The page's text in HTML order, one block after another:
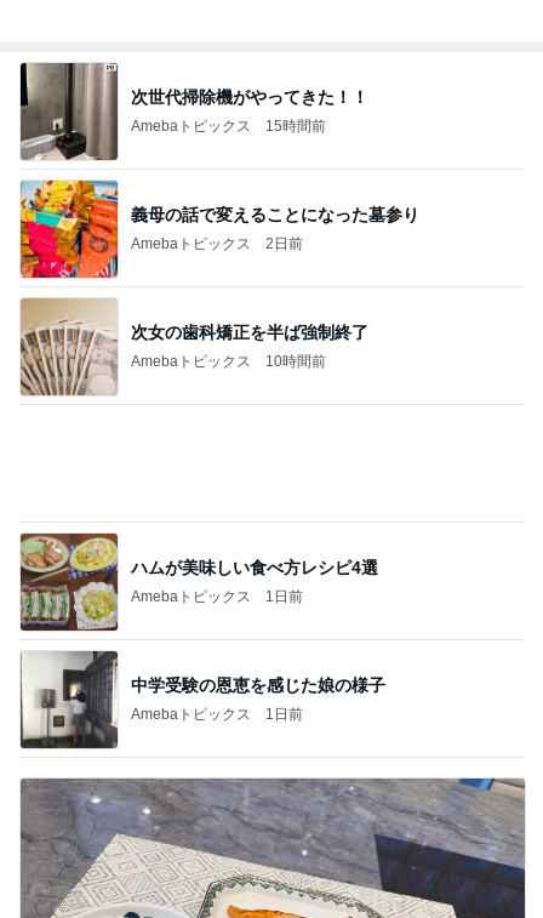
次女の歯科矯正を半ば強制終了
Amebaトピックス 10時間前
ハムが美味しい食べ方レシピ4選
Amebaトピックス 1日前
堀ちえみの夫 野菜が余ると作る豚汁
Amebaトピックス 1日前
記事を読む